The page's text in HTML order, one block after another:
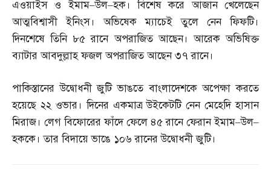
এওয়াইস ও ইমাম–উল–হক। বিশেষ করে আজান খেলেছেন
আত্মবিশ্বাসী ইনিংস। অভিষেক ম্যাচেই তুলে নেন ফিফটি।
দিনশেষে তিনি ৮৫ রানে অপরাজিত আছেন। আরেক অভিষিক্ত
ব্যাটার আবদুল্লাহ ফজল অপরাজিত আছেন ৩৭ রানে।
পাকিস্তানের উদ্বোধনী জুটি ভাঙতে বাংলাদেশকে অপেক্ষা করতে
হয়েছে ২২ ওভার। দিনের একমাত্র উইকেটটি নেন মেহেদি হাসান
মিরাজ। লেগ বিফোরের ফাঁদে ফেলে ৪৫ রানে ফেরান ইমাম–উল–
হককে। তার বিদায়ে ভাঙে ১০৬ রানের উদ্বোধনী জুটি।